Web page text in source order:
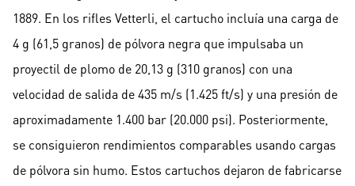
1889. En los rifles Vetterli, el cartucho incluía una carga de
4 g (61,5 granos) de pólvora negra que impulsaba un
proyectil de plomo de 20,13 g (310 granos) con una
velocidad de salida de 435 m/s (1.425 ft/s) y una presión de
aproximadamente 1.400 bar (20.000 psi). Posteriormente,
se consiguieron rendimientos comparables usando cargas
de pólvora sin humo. Estos cartuchos dejaron de fabricarse